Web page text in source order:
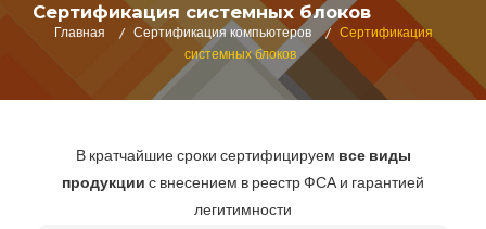
Сертификация системных блоков
Главная
/ Сертификация компьютеров / Сертификация
системных блоков
В кратчайшие сроки сертифицируем все виды
продукциис внесением в реестр ФСА и гарантией
легитимности